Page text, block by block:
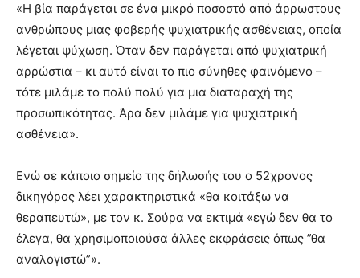
«Η βία παράγεται σε ένα μικρό ποσοστό από άρρωστους
ανθρώπους μιας φοβερής ψυχιατρικής ασθένειας, οποία
λέγεται ψύχωση. Όταν δεν παράγεται από ψυχιατρική
αρρώστια – κι αυτό είναι το πιο σύνηθες φαινόμενο –
τότε μιλάμε το πολύ πολύ για μια διαταραχή της
προσωπικότητας. Άρα δεν μιλάμε για ψυχιατρική
ασθένεια».
Ενώ σε κάποιο σημείο της δήλωσής του ο 52χρονος
δικηγόρος λέει χαρακτηριστικά «θα κοιτάξω να
θεραπευτώ», με τον κ. Σούρα να εκτιμά «εγώ δεν θα το
έλεγα, θα χρησιμοποιούσα άλλες εκφράσεις όπως ”θα
αναλογιστώ”».